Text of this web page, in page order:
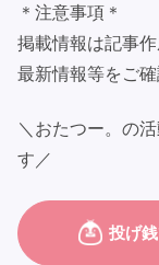
＊注意事項＊
掲載情報は記事作
最新情報等をご
＼おたつー。の
す／